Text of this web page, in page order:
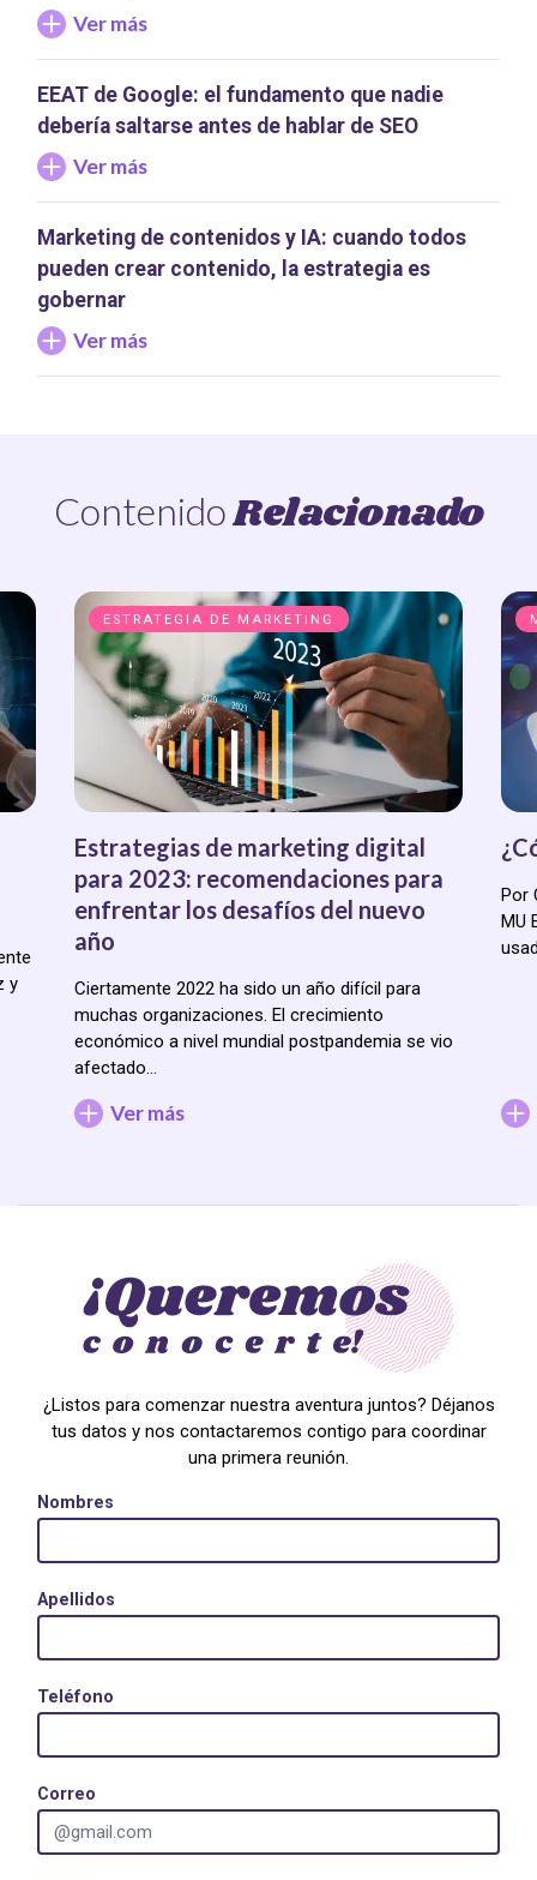
Ver más
EEAT de Google: el fundamento que nadie
debería saltarse antes de hablar de SEO
Ver más
Marketing de contenidos y IA: cuando todos
pueden crear contenido, la estrategia es
gobernar
Ver más
ContenidoRelacionado
y
ESTRATEGIA DE MARKETING
Estrategias de marketing digital
para 2023: recomendaciones para
enfrentar los desafíos del nuevo
año
Ciertamente 2022 ha sido un año difícil para
muchas organizaciones. El crecimiento
económico a nivel mundial postpandemia se vio
afectado…
Ver más
Por
MU
¿Listos para comenzar nuestra aventura juntos? Déjanos
tus datos y nos contactaremos contigo para coordinar
una primera reunión.
Nombres
Apellidos
Teléfono
Correo